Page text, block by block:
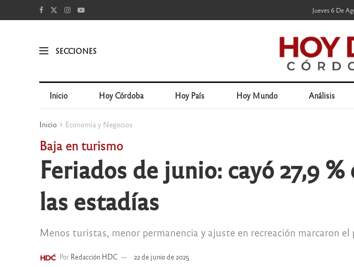
Jueves 6 De
SECCIONES
Inicio Hoy Córdoba Hoy País Hoy Mundo Análisis
Inicio Economía y Negocios
Baja en turismo
Feriados de junio: cayó 27,9
las estadías
Menos turistas, menor permanencia y ajuste en recreación marcaron
Por Redacción HDC 22 de junio de 2025